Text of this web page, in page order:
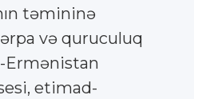
təmininə
və quruculuq
Ermənistan
etimad-